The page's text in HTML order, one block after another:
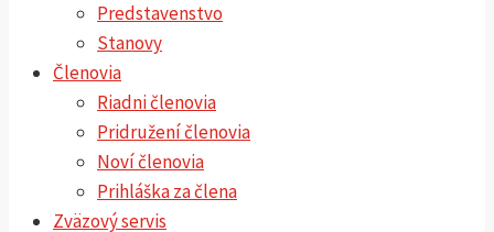
Predstavenstvo
Stanovy
Členovia
Riadni členovia
Pridružení členovia
Noví členovia
Prihláška za člena
Zväzový servis